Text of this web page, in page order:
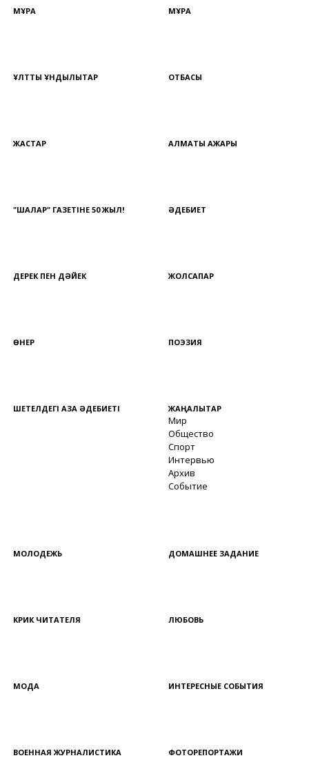
МҰРА МҰРА
ҰЛТТЫҚ ҚҰНДЫЛЫҚТАР ОТБАСЫ
ЖАСТАР АЛМАТЫ АЖАРЫ
"ШАЛҚАР" ГАЗЕТІНЕ 50 ЖЫЛ! ӘДЕБИЕТ
ДЕРЕК ПЕН ДӘЙЕК ЖОЛСАПАР
ӨНЕР ПОЭЗИЯ
ШЕТЕЛДЕГІ ҚАЗАҚ ӘДЕБИЕТІ ЖАҢАЛЫҚТАР
Мир
Общество
Спорт
Интервью
Архив
Событие
МОЛОДЕЖЬ ДОМАШНЕЕ ЗАДАНИЕ
КРИК ЧИТАТЕЛЯ ЛЮБОВЬ
МОДА ИНТЕРЕСНЫЕ СОБЫТИЯ
ВОЕННАЯ ЖУРНАЛИСТИКА ФОТОРЕПОРТАЖИ